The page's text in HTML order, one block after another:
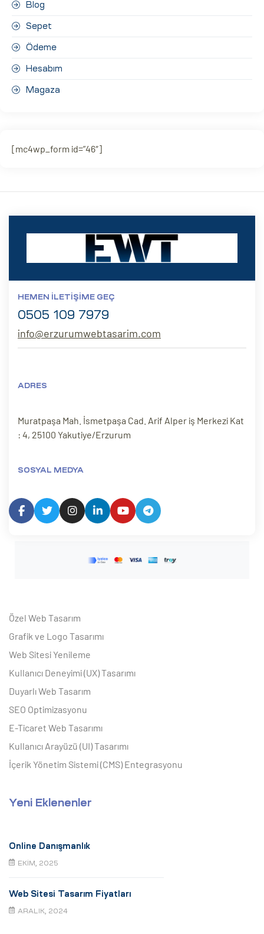
Blog
Sepet
Ödeme
Hesabım
Magaza
[mc4wp_form id=”46″]
HEMEN İLETIŞIME GEÇ
0505 109 7979
info@erzurumwebtasarim.com
ADRES
Muratpaşa Mah. İsmetpaşa Cad. Arif Alper iş Merkezi Kat
: 4, 25100 Yakutiye/Erzurum
SOSYAL MEDYA
Özel Web Tasarım
Grafik ve Logo Tasarımı
Web Sitesi Yenileme
Kullanıcı Deneyimi (UX) Tasarımı
Duyarlı Web Tasarım
SEO Optimizasyonu
E-Ticaret Web Tasarımı
Kullanıcı Arayüzü (UI) Tasarımı
İçerik Yönetim Sistemi (CMS) Entegrasyonu
Yeni Eklenenler
Online Danışmanlık
EKIM, 2025
Web Sitesi Tasarım Fiyatları
ARALIK, 2024